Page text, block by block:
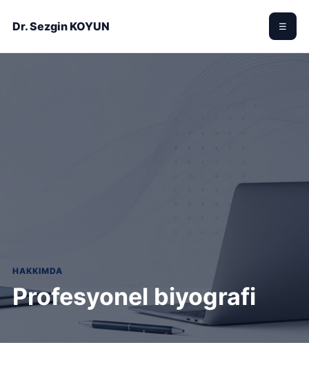
Dr. Sezgin KOYUN ☰
HAKKIMDA
Profesyonel biyografi